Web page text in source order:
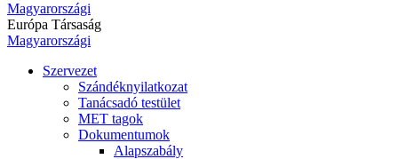
Magyarországi
Európa Társaság
Magyarországi
Szervezet
Szándéknyilatkozat
Tanácsadó testület
MET tagok
Dokumentumok
Alapszabály